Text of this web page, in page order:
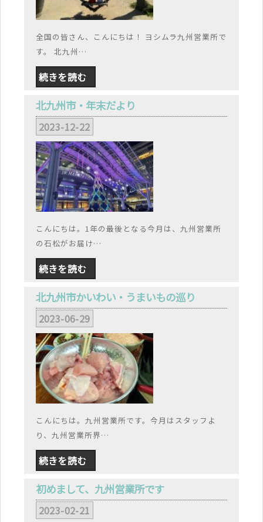
全国の皆さん、こんにちは！ ヨシムラ九州営業所で
す。 北九州…
続きを読む
北九州市・年末だより
2023-12-22
こんにちは。1年の最後となる今月は、九州営業所
の石松がお届け…
続きを読む
北九州市かいわい・うまいもの巡り
2023-06-29
こんにちは。九州営業所です。今月はスタッフよ
り、九州営業所界…
続きを読む
初めまして、九州営業所です
2023-02-21